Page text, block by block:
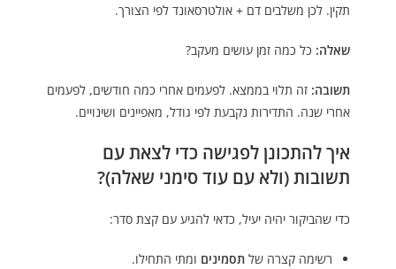
תקין. לכן משלבים דם + אולטרסאונד לפי הצורך.
שאלה: כל כמה זמן עושים מעקב?
תשובה: זה תלוי בממצא. לפעמים אחרי כמה חודשים, לפעמים
אחרי שנה. התדירות נקבעת לפי גודל, מאפיינים ושינויים.
איך להתכונן לפגישה כדי לצאת עם
תשובות (ולא עם עוד סימני שאלה)?
כדי שהביקור יהיה יעיל, כדאי להגיע עם קצת סדר:
רשימה קצרה שלתסמינים ומתי התחילו.